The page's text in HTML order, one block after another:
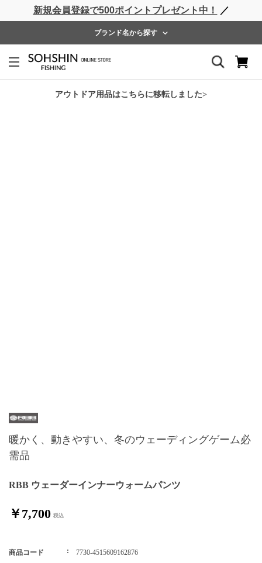
新規会員登録で500ポイントプレゼント中！ ／
ブランド名から探す
アウトドア用品はこちらに移転しました>
ライフベスト ウェーダー レインウェア フットウェア
ホーム > RBB >
RBB ウェーダーインナーウォームパンツ
暖かく、動きやすい、冬のウェーディングゲーム必
需品
￥7,700
商品コード 7730-4515609162876